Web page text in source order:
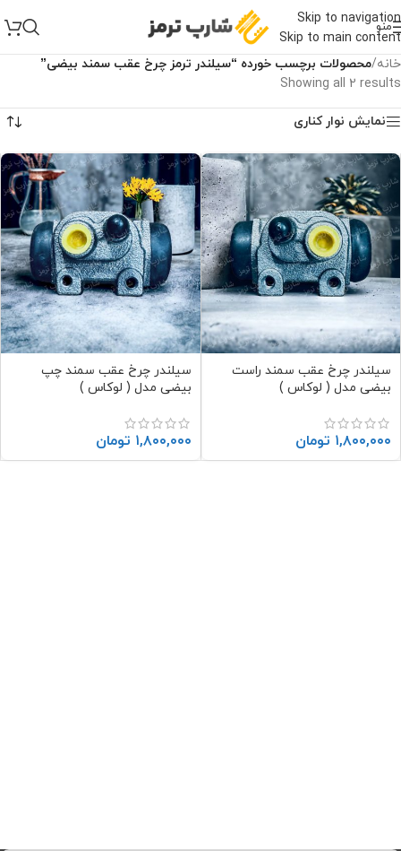
Skip to navigation
Skip to main content
منو
خانه/محصولات برچسب خورده “سیلندر ترمز چرخ عقب سمند بیضی”
Showing all 2 results
نمایش نوار کناری
سیلندر چرخ عقب سمند راست
بیضی مدل ( لوکاس )
۱,۸۰۰,۰۰۰ تومان
سیلندر چرخ عقب سمند چپ
بیضی مدل ( لوکاس )
۱,۸۰۰,۰۰۰ تومان